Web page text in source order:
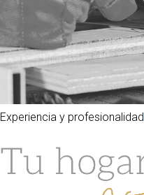
Experiencia y profesionalidad